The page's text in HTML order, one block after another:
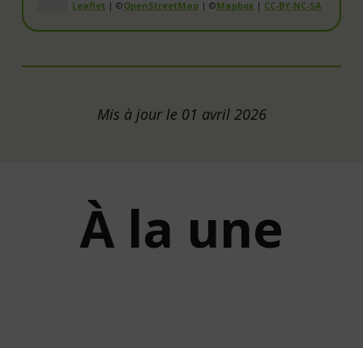
Leaflet | ©OpenStreetMap | ©Mapbox | CC-BY-NC-SA
Mis à jour le 01 avril 2026
À la une